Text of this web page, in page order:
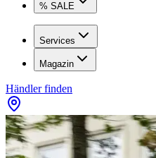
% SALE
Services
Magazin
Händler finden